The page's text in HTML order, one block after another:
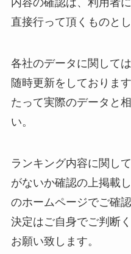
内容の確認は、利用者
直接行って頂くものとし
各社のデータに関して
随時更新をしておりま
たって実際のデータと
い。
ランキング内容に関し
がないか確認の上掲載
のホームページでご確
決定はご自身でご判断
お願い致します。